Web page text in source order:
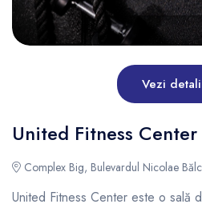
Vezi
United Fitness Center
Complex Big, Bulevardul Nicolae
United Fitness Center este o sală